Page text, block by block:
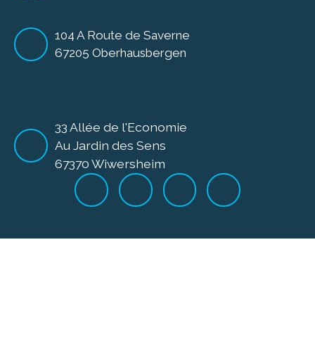
104 A Route de Saverne
67205 Oberhausbergen
33 Allée de l'Economie
Au Jardin des Sens
67370 Wiwersheim